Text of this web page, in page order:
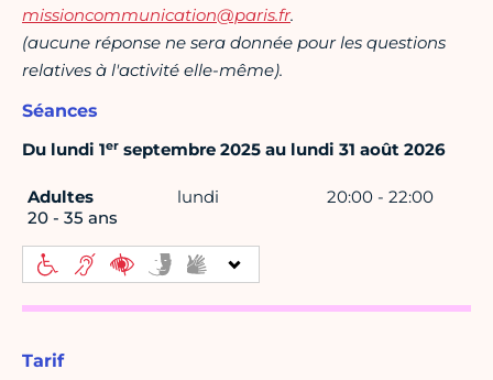
missioncommunication@paris.fr.
(aucune réponse ne sera donnée pour les questions
relatives à l'activité elle-même).
Séances
Du lundi 1er septembre 2025 au lundi 31 août 2026
Adultes
20 - 35 ans
lundi 20:00 - 22:00
Tarif